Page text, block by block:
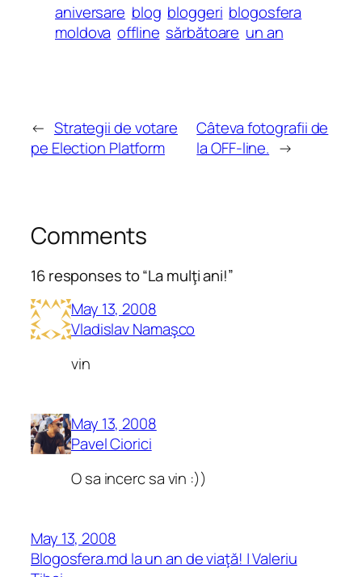
aniversare blog bloggeri blogosfera
moldova offline sărbătoare un an
← Strategii de votare
pe Election Platform
Câteva fotografii de
la OFF-line. →
Comments
16 responses to “La mulţi ani!”
May 13, 2008
Vladislav Namaşco
vin
May 13, 2008
Pavel Ciorici
O sa incerc sa vin :))
May 13, 2008
Blogosfera.md la un an de viaţă! | Valeriu